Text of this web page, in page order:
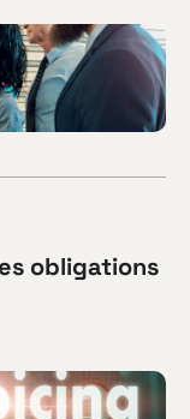
obligations